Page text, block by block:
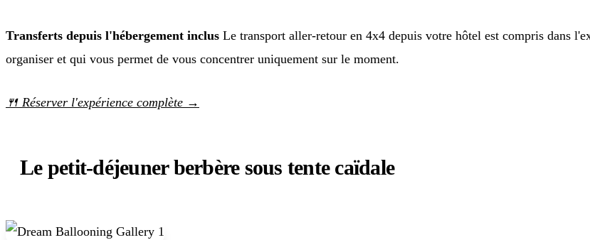
Transferts depuis l'hébergement inclus Le transport aller-retour en 4x4 depuis votre hôtel est compris dans
organiser et qui vous permet de vous concentrer uniquement sur le moment.
🍴 Réserver l'expérience complète →
Le petit-déjeuner berbère sous tente caïdale